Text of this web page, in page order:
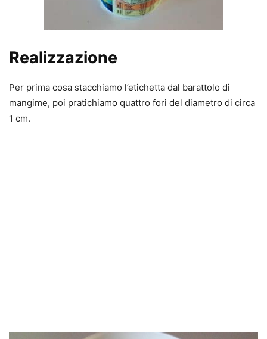
Realizzazione
Per prima cosa stacchiamo l’etichetta dal barattolo di
mangime, poi pratichiamo quattro fori del diametro di circa
1 cm.